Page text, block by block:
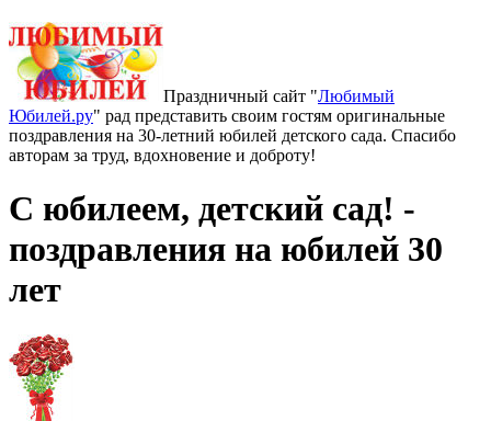
Праздничный сайт "Любимый
Юбилей.ру" рад представить своим гостям оригинальные
поздравления на 30-летний юбилей детского сада. Спасибо
авторам за труд, вдохновение и доброту!
С юбилеем, детский сад! -
поздравления на юбилей 30
лет